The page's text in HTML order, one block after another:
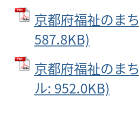
京都府福祉のま
587.8KB)
京都府福祉のま
ル: 952.0KB)